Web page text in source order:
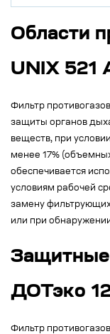
Области
UNIX 521
Фильтр
защиты органов
веществ, при
менее 17%
обеспечивается
условиям рабочей
замену
или при
Защитные
ДОТэко
Фильтр